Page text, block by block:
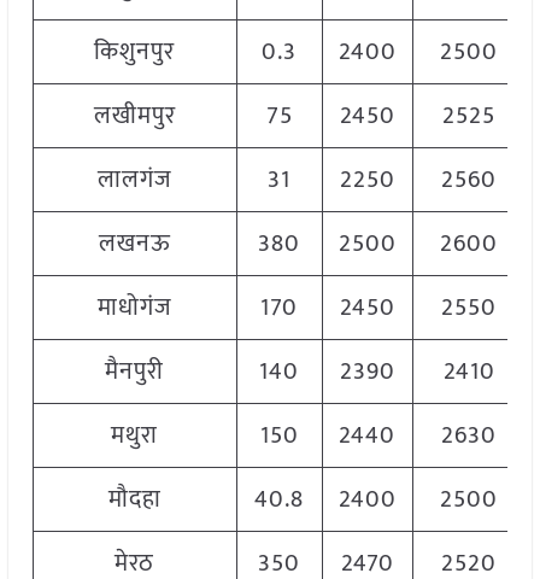
किशुनपुर
0.3 2400 2500
लखीमपुर
75 2450 2525
लालगंज
31 2250 2560
लखनऊ
380 2500 2600
माधोगंज
170 2450 2550
मैनपुरी
140 2390 2410
मथुरा
150 2440
2630
मौदहा
40.8 2400 2500
मेरठ
350 2470 2520